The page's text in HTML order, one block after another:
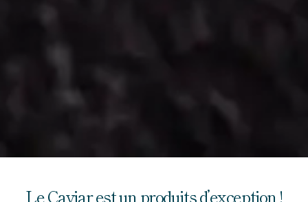
Le Caviar est un produits d’exception !